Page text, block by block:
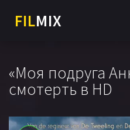
FILMIX
«Моя подруга
смотерть в HD